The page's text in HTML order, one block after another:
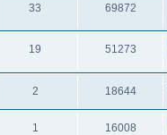
33 69872
19 51273
2 18644
1 16008